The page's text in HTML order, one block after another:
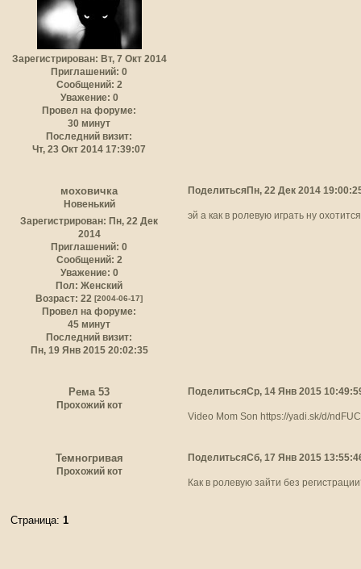
Зарегистрирован: Вт, 7 Окт 2014
Приглашений: 0
Сообщений: 2
Уважение: 0
Провел на форуме:
30 минут
Последний визит:
Чт, 23 Окт 2014 17:39:07
ПоделитьсяПн, 22 Дек 2014
моховичка
Новенький
Зарегистрирован: Пн, 22 Дек
2014
Приглашений: 0
Сообщений: 2
Уважение: 0
Пол: Женский
Возраст: 22[2004-06-17]
Провел на форуме:
45 минут
Последний визит:
Пн, 19 Янв 2015 20:02:35
эй а как в ролевую играть ну
ПоделитьсяСр, 14 Янв 2015
Рема 53
Прохожий кот
Video Mom Son https://yadi.sk/d/
ПоделитьсяСб, 17 Янв 2015
Темногривая
Прохожий кот
Как в ролевую зайти без
Страница: 1